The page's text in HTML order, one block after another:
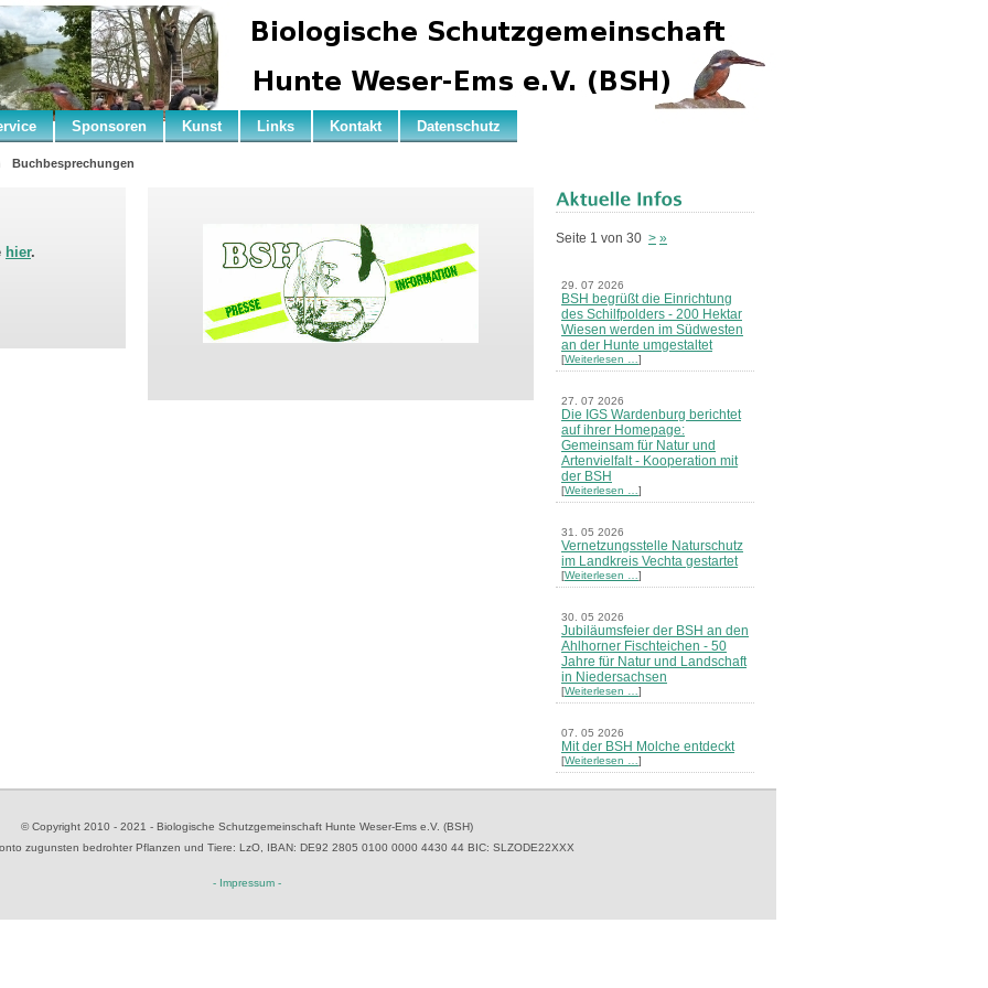
Sponsoren Kunst Links Kontakt Datenschutz
Buchbesprechungen
hier.
Seite 1 von 30 > »
29. 07 2026
BSH begrüßt die Einrichtung
des Schilfpolders - 200 Hektar
Wiesen werden im Südwesten
an der Hunte umgestaltet
[Weiterlesen … ]
27. 07 2026
Die IGS Wardenburg berichtet
auf ihrer Homepage:
Gemeinsam für Natur und
Artenvielfalt - Kooperation mit
der BSH
[Weiterlesen … ]
31. 05 2026
Vernetzungsstelle Naturschutz
im Landkreis Vechta gestartet
[Weiterlesen … ]
30. 05 2026
Jubiläumsfeier der BSH an den
Ahlhorner Fischteichen - 50
Jahre für Natur und Landschaft
in Niedersachsen
[Weiterlesen … ]
07. 05 2026
Mit der BSH Molche entdeckt
[Weiterlesen … ]
[Weiterlesen …
© Copyright 2010 - 2021 - Biologische Schutzgemeinschaft Hunte Weser-Ems e.V. (BSH)
zugunsten bedrohter Pflanzen und Tiere: LzO, IBAN: DE92 2805 0100 0000 4430 44 BIC: SLZODE22XXX
- Impressum -